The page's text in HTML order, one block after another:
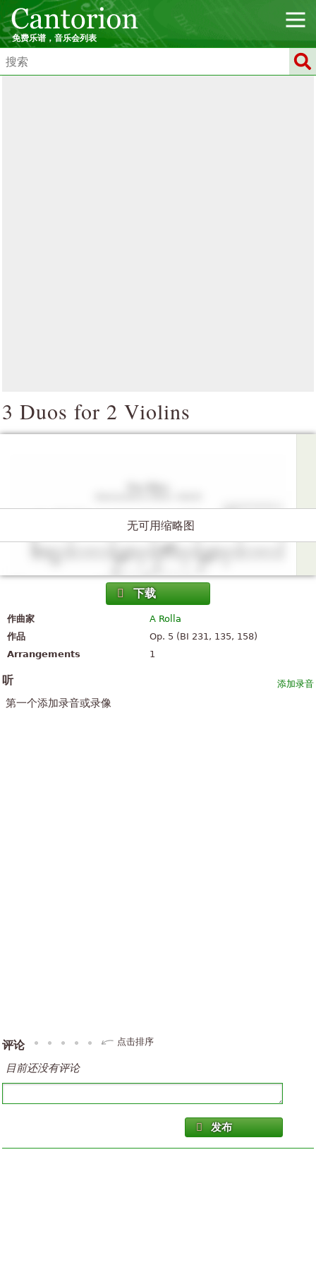
免费乐谱，音乐会列表
3 Duos for 2 Violins
无可用缩略图
下载
作曲家
A Rolla
作品
Op. 5 (BI 231, 135, 158)
Arrangements
1
添加录音
听
第一个添加录音或录像
评论 点击排序
目前还没有评论
发布